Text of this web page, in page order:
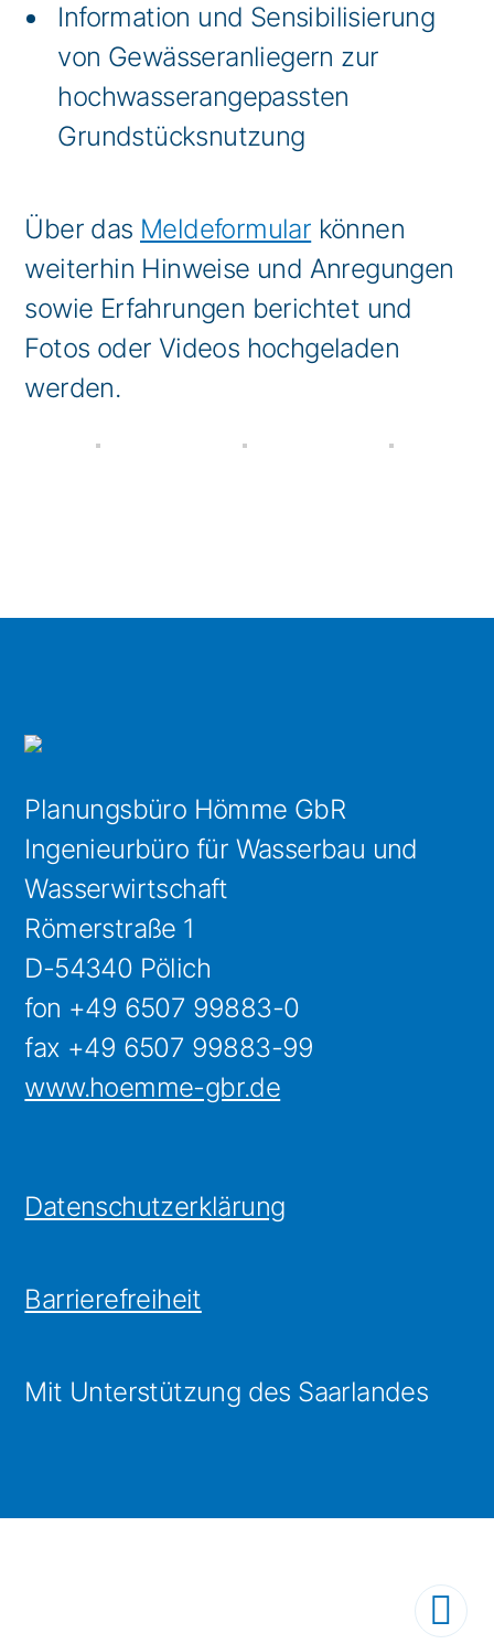
Information und Sensibilisierung
von Gewässeranliegern zur
hochwasserangepassten
Grundstücksnutzung
Über das Meldeformular können
weiterhin Hinweise und Anregungen
sowie Erfahrungen berichtet und
Fotos oder Videos hochgeladen
werden.
Planungsbüro Hömme GbR
Ingenieurbüro für Wasserbau und
Wasserwirtschaft
Römerstraße 1
D-54340 Pölich
fon +49 6507 99883-0
fax +49 6507 99883-99
www.hoemme-gbr.de
Datenschutzerklärung
Barrierefreiheit
Mit Unterstützung des Saarlandes
